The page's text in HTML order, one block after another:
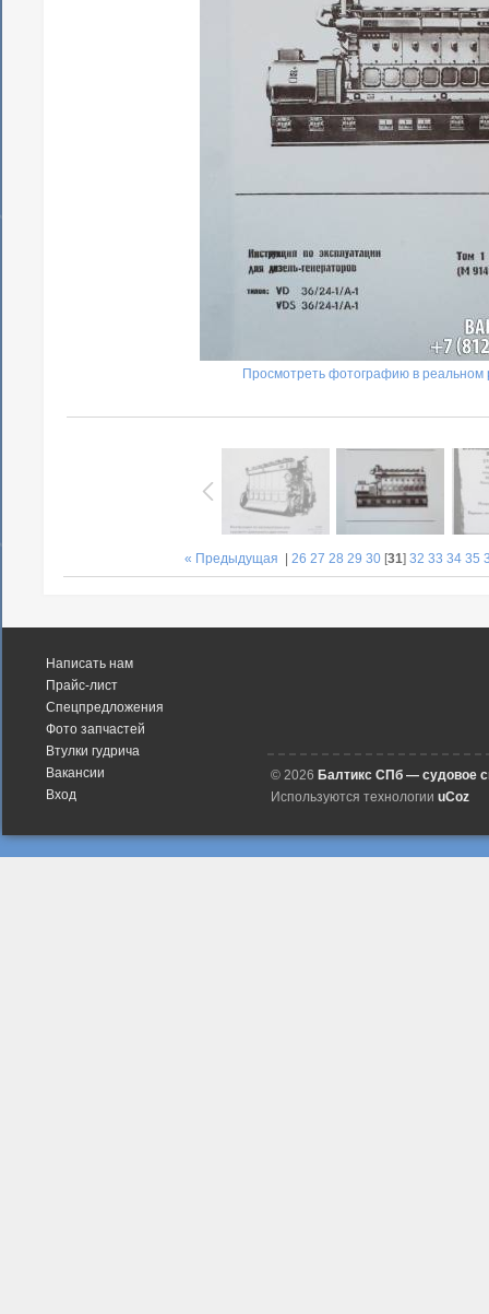
Просмотреть фотографию в реальном
« Предыдущая 26 27 28 29 30[31] 32 33 34 35
Написать нам
Прайс-лист
Спецпредложения
Фото запчастей
Втулки гудрича
Вакансии
Вход
© 2026 Балтикс СПб — судовое
Используются технологии uCoz